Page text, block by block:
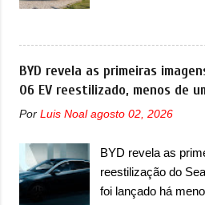
que chegava
invasão de 1994
franceses,
que chegaram
nosso mercado.
Renault R19 que
carroceria, sendo
famosa Kia Besta, o
oficialmente a
mudanças visuais
motor. Depois da
câmbio automático
do motor 1.0 12v
a Fiat Strada
avanços
nunca conseguiu
BYD revela as primeiras
06 EV reestilizado, menos de
Por Luis Noal agosto 02, 2026
BYD revela as
reestilização do
foi lançado há